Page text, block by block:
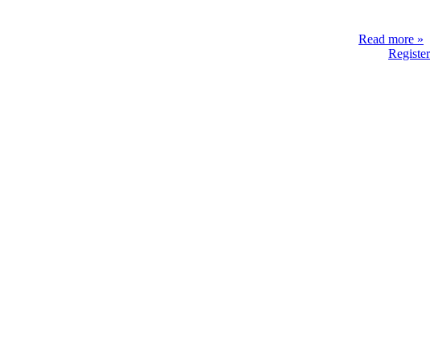
Read more »
Register